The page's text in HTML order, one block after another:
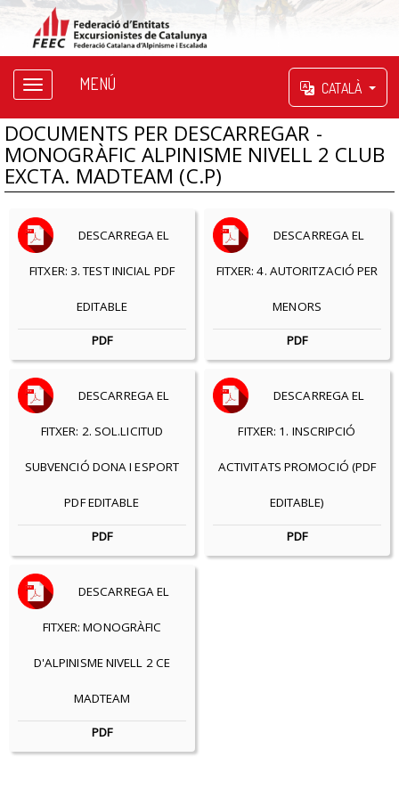
MENÚ CATALÀ
DOCUMENTS PER DESCARREGAR -
MONOGRÀFIC ALPINISME NIVELL 2 CLUB
EXCTA. MADTEAM (C.P)
DESCARREGA EL
FITXER: 3. TEST INICIAL PDF
EDITABLE
PDF
DESCARREGA EL
FITXER: 4. AUTORITZACIÓ PER
MENORS
PDF
DESCARREGA EL
FITXER: 2. SOL.LICITUD
SUBVENCIÓ DONA I ESPORT
PDF EDITABLE
PDF
DESCARREGA EL
FITXER: 1. INSCRIPCIÓ
ACTIVITATS PROMOCIÓ (PDF
EDITABLE)
PDF
DESCARREGA EL
FITXER: MONOGRÀFIC
D'ALPINISME NIVELL 2 CE
MADTEAM
PDF